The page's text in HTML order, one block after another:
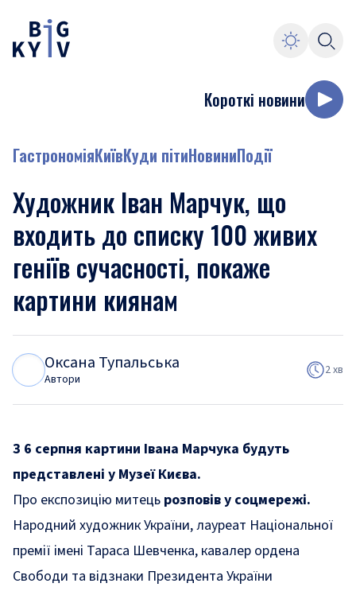
Короткі новини
ГастрономіяКиївКуди пітиНовиниПодії
Художник Іван Марчук, що
входить до списку 100 живих
геніїв сучасності, покаже
картини киянам
Оксана Тупальська
Автори
2 хв
З 6 серпня картини Івана Марчука будуть
представлені у Музеї Києва.
Про експозицію митець розповів у соцмережі.
Народний художник України, лауреат Національної
премії імені Тараса Шевченка, кавалер ордена
Свободи та відзнаки Президента України